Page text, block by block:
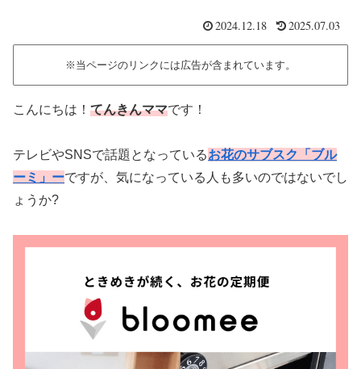
2024.12.18 2025.07.03
※当ページのリンクには広告が含まれています。
こんにちは！ てんきんママです！
テレビやSNSで話題となっているお花のサブスク「ブル
ーミ」ーですが、気になっている人も多いのではないでし
ょうか?